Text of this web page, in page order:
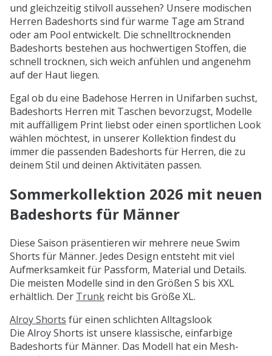
und gleichzeitig stilvoll aussehen? Unsere modischen
Herren Badeshorts sind für warme Tage am Strand
oder am Pool entwickelt. Die schnelltrocknenden
Badeshorts bestehen aus hochwertigen Stoffen, die
schnell trocknen, sich weich anfühlen und angenehm
auf der Haut liegen.
Egal ob du eine Badehose Herren in Unifarben suchst,
Badeshorts Herren mit Taschen bevorzugst, Modelle
mit auffälligem Print liebst oder einen sportlichen Look
wählen möchtest, in unserer Kollektion findest du
immer die passenden Badeshorts für Herren, die zu
deinem Stil und deinen Aktivitäten passen.
Sommerkollektion 2026 mit neuen
Badeshorts für Männer
Diese Saison präsentieren wir mehrere neue Swim
Shorts für Männer. Jedes Design entsteht mit viel
Aufmerksamkeit für Passform, Material und Details.
Die meisten Modelle sind in den Größen S bis XXL
erhältlich. Der Trunk reicht bis Größe XL.
Alroy Shorts für einen schlichten Alltagslook
Die Alroy Shorts ist unsere klassische, einfarbige
Badeshorts für Männer. Das Modell hat ein Mesh-